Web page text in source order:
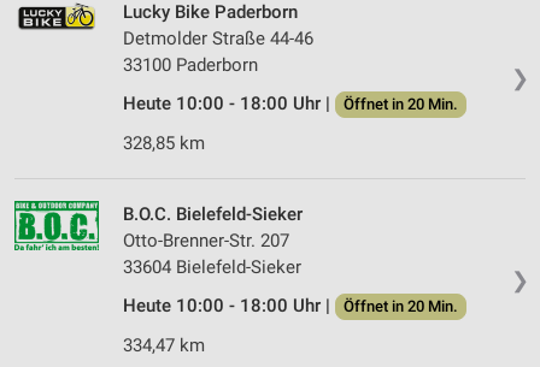
❯
Lucky Bike Paderborn
Detmolder Straße 44-46
33100 Paderborn
Heute 10:00 - 18:00 Uhr |
Öffnet in 20 Min.
328,85 km
❯
B.O.C. Bielefeld-Sieker
Otto-Brenner-Str. 207
33604 Bielefeld-Sieker
Heute 10:00 - 18:00 Uhr |
Öffnet in 20 Min.
334,47 km